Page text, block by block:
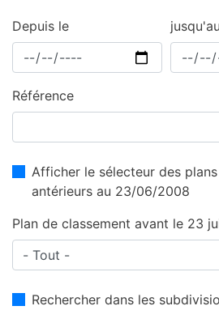
Depuis le jusqu'au
Référence
Afficher le sélecteur des
antérieurs au 23/06/2008
Plan de classement avant le 23
Rechercher dans les